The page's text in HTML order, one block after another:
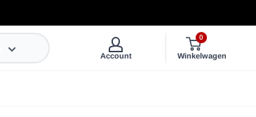
Account
0
Winkelwagen